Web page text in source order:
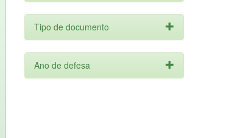
Tipo de documento
Ano de defesa